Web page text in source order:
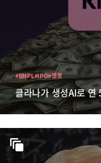
클라나가 생성AI로 연
#BNPL#IPO#챗봇